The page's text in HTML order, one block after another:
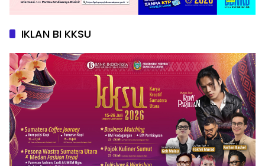
IKLAN BI KKSU